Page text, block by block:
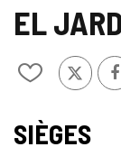
León
EL
Ajouter/retirer
de
cahiers
X
SIÈGES